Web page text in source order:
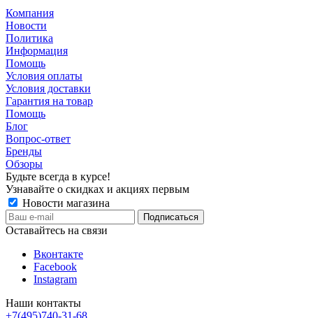
Компания
Новости
Политика
Информация
Помощь
Условия оплаты
Условия доставки
Гарантия на товар
Помощь
Блог
Вопрос-ответ
Бренды
Обзоры
Будьте всегда в курсе!
Узнавайте о скидках и акциях первым
Новости магазина
Оставайтесь на связи
Вконтакте
Facebook
Instagram
Наши контакты
+7(495)740-31-68